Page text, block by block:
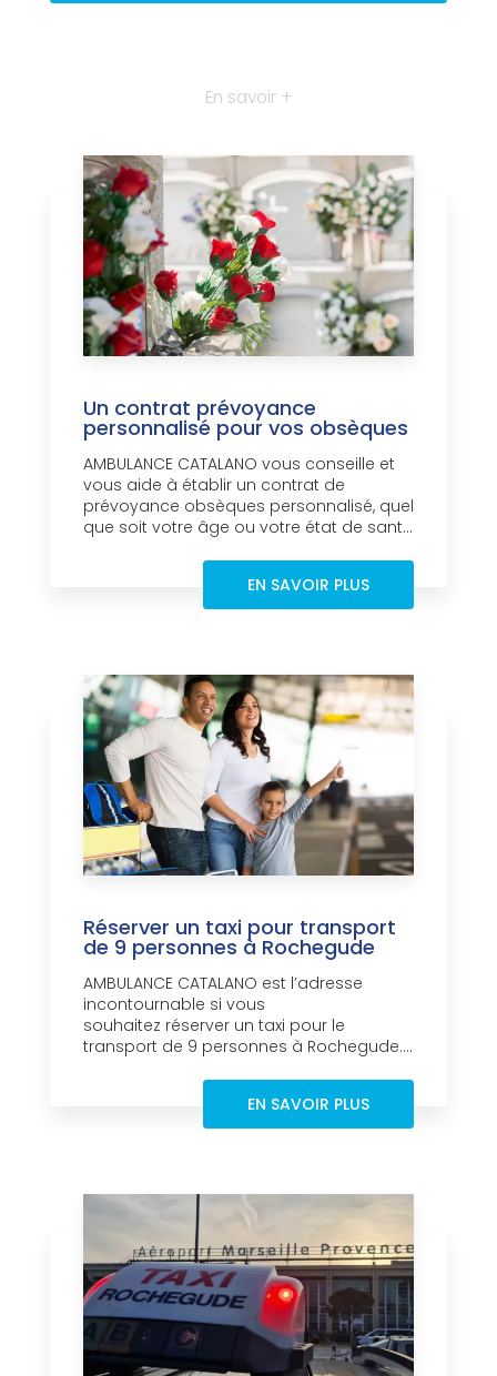
En savoir +
Un contrat prévoyance
personnalisé pour vos obsèques
AMBULANCE CATALANO vous conseille et
vous aide à établir un contrat de
prévoyance obsèques personnalisé, quel
que soit votre âge ou votre état de sant...
EN SAVOIR PLUS
Réserver un taxi pour transport
de 9 personnes à Rochegude
AMBULANCE CATALANO est l’adresse
incontournable si vous
souhaitez réserver un taxi pour le
transport de 9 personnes à Rochegude....
EN SAVOIR PLUS